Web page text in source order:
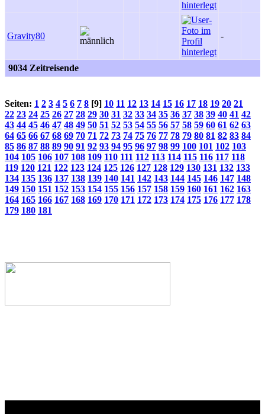
Gravity80 -
9034 Zeitreisende
Seiten: 1 2 3 4 5 6 7 8 [9] 10 11 12 13 14 15 16 17 18 19 20 21
22 23 24 25 26 27 28 29 30 31 32 33 34 35 36 37 38 39 40 41 42
43 44 45 46 47 48 49 50 51 52 53 54 55 56 57 58 59 60 61 62 63
64 65 66 67 68 69 70 71 72 73 74 75 76 77 78 79 80 81 82 83 84
85 86 87 88 89 90 91 92 93 94 95 96 97 98 99 100 101 102 103
104 105 106 107 108 109 110 111 112 113 114 115 116 117 118
119 120 121 122 123 124 125 126 127 128 129 130 131 132 133
134 135 136 137 138 139 140 141 142 143 144 145 146 147 148
149 150 151 152 153 154 155 156 157 158 159 160 161 162 163
164 165 166 167 168 169 170 171 172 173 174 175 176 177 178
179 180 181